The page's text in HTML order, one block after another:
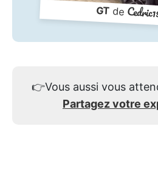
GTde
👉Vous aussi vous
Partagez votre